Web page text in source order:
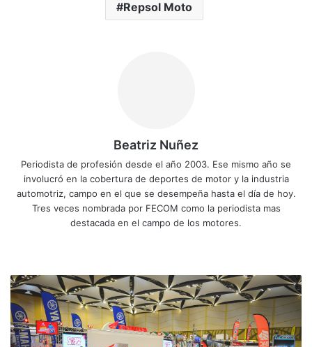
Repsol Moto
Beatriz Nuñez
Periodista de profesión desde el año 2003. Ese mismo año se
involucró en la cobertura de deportes de motor y la industria
automotriz, campo en el que se desempeña hasta el día de hoy.
Tres veces nombrada por FECOM como la periodista mas
destacada en el campo de los motores.
Segunda
edición
de
Expo2
Ruedas